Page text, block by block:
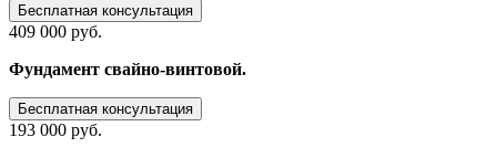
Бесплатная консультация
409 000 руб.
Фундамент свайно-винтовой.
Бесплатная консультация
193 000 руб.